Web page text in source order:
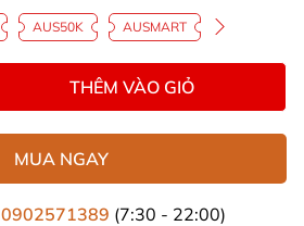
AUS50K AUSMART
THÊM VÀO GIỎ
MUA NGAY
0902571389 (7:30 - 22:00)